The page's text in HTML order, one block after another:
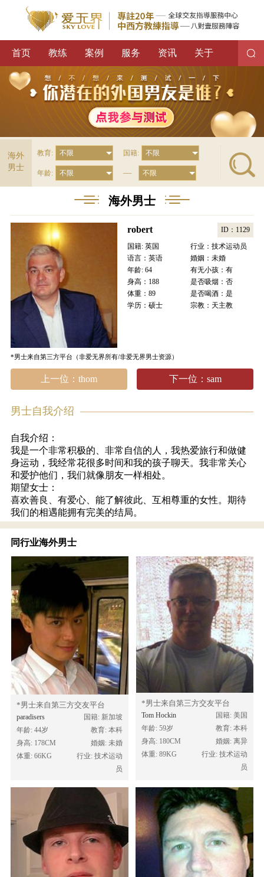
首页 教练 案例 服务 资讯 关于
海外
男士
教育: 国籍:
年龄: —
海外男士
robert
ID：1129
国籍: 英国
行业：技术运动员
语言：英语
婚姻：未婚
年龄: 64
有无小孩：有
身高：188
是否吸烟：否
体重：89
是否喝酒：是
学历：硕士
宗教：天主教
*男士来自第三方平台（非爱无界所有/非爱无界男士资源）
上一位：thom 下一位：sam
男士自我介绍
自我介绍：
我是一个非常积极的、非常自信的人，我热爱旅行和做健
身运动，我经常花很多时间和我的孩子聊天。我非常关心
和爱护他们，我们就像朋友一样相处。
期望女士：
喜欢善良、有爱心、能了解彼此、互相尊重的女性。期待
我们的相遇能拥有完美的结局。
同行业海外男士
*男士来自第三方交友平台
paradisers
国籍: 新加坡
年龄: 44岁
教育: 本科
身高: 178CM
婚姻: 未婚
体重: 66KG
行业: 技术运动
员
*男士来自第三方交友平台
Tom Hockin
国籍: 美国
年龄: 59岁
教育: 本科
身高: 180CM
婚姻: 离异
体重: 89KG
行业: 技术运动
员